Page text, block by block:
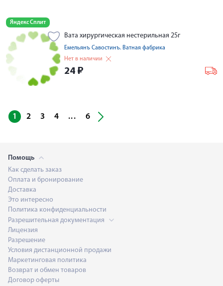
Яндекс Сплит
Вата хирургическая нестерильная 25г
Емельянъ Савостинъ. Ватная фабрика
Нет в наличии
24 ₽
1 2 3 4 ... 6
Помощь
Как сделать заказ
Оплата и бронирование
Доставка
Это интересно
Политика конфиденциальности
Разрешительная документация
Лицензия
Разрешение
Условия дистанционной продажи
Маркетинговая политика
Возврат и обмен товаров
Договор оферты